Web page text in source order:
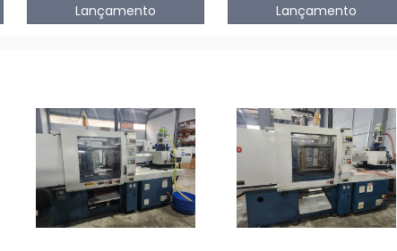
Lançamento Lançamento